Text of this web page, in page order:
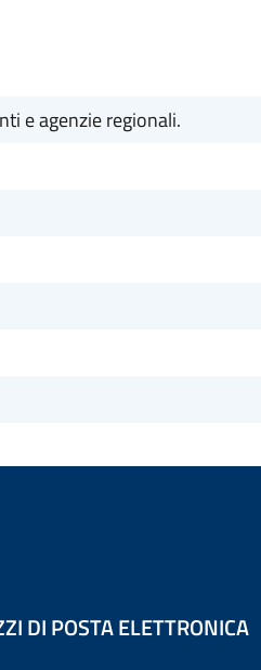
e agenzie regionali.
DI POSTA ELETTRONICA